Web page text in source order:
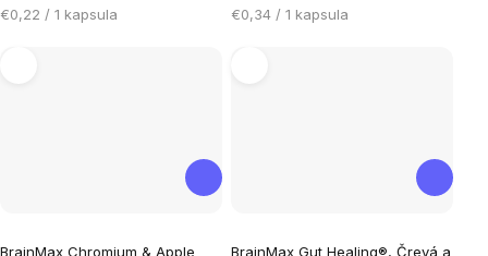
Jednotková
€0,22 / 1 kapsula
Jednotková
€0,34 / 1 kapsula
BrainMax Chromium & Apple BrainMax Gut Healing®, Črevá a